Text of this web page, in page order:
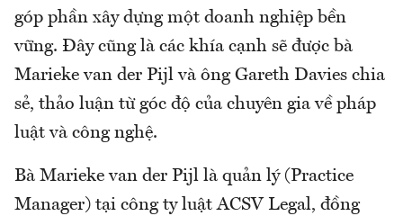
góp phần xây dựng một doanh nghiệp bền
vững. Đây cũng là các khía cạnh sẽ được bà
Marieke van der Pijl và ông Gareth Davies chia
sẻ, thảo luận từ góc độ của chuyên gia về pháp
luật và công nghệ.
Bà Marieke van der Pijl là quản lý (Practice
Manager) tại công ty luật ACSV Legal, đồng